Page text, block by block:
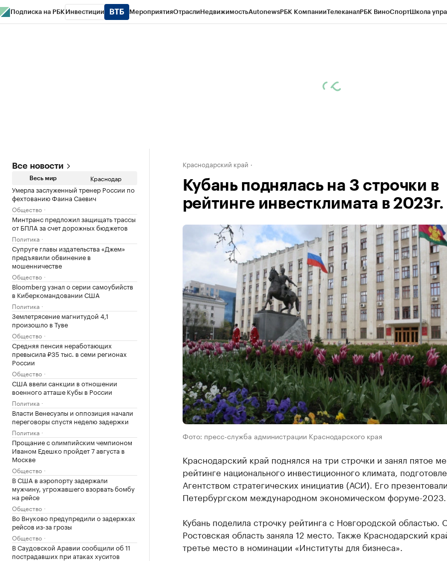
Подписка на РБК Инвестиции МероприятияОтраслиНедвижимостьAutonewsРБК КомпанииТелеканалРБК ВиноСпортШкола
Все новости
Весь мир Краснодар
Умерла заслуженный тренер России по
фехтованию Фаина Саевич
Общество
Минтранс предложил защищать трассы
от БПЛА за счет дорожных бюджетов
Политика
Супруге главы издательства «Джем»
предъявили обвинение в
мошенничестве
Общество
Bloomberg узнал о серии самоубийств
в Киберкомандовании США
Политика
Землетрясение магнитудой 4,1
произошло в Туве
Общество
Средняя пенсия неработающих
превысила ₽35 тыс. в семи регионах
России
Общество
США ввели санкции в отношении
военного атташе Кубы в России
Политика
Власти Венесуэлы и оппозиция начали
переговоры спустя неделю задержки
Политика
Прощание с олимпийским чемпионом
Иваном Едешко пройдет 7 августа в
Москве
Общество
В США в аэропорту задержали
мужчину, угрожавшего взорвать бомбу
на рейсе
Общество
Во Внуково предупредили о задержках
рейсов из-за грозы
Общество
В Саудовской Аравии сообщили об 11
пострадавших при атаках хуситов
Краснодарский край
Кубань поднялась на 3 строчки в
рейтинге инвестклимата в 2023г.
Фото: пресс-служба администрации Краснодарского края
Краснодарский край поднялся на три строчки и занял пятое
рейтинге национального инвестиционного климата,
Агентством стратегических инициатив (АСИ). Его
Петербургском международном экономическом форуме-2023.
Кубань поделила строчку рейтинга с Новгородской областью.
Ростовская область заняла 12 место. Также Краснодарский
третье место в номинации «Институты для бизнеса».